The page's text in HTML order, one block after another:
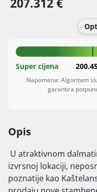
Super cijena
Napomena: Algoritam
garantira
Opis
izvrsnoj lokaciji,
poznatije kao